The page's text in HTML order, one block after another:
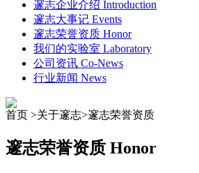
邃志企业介绍 Introduction
邃志大事记 Events
邃志荣誉资质 Honor
我们的实验室 Laboratory
公司资讯 Co-News
行业新闻 News
首页 >关于邃志>邃志荣誉资质
邃志荣誉资质 Honor